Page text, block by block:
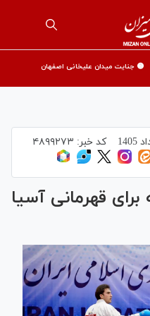
🟡 جنایت میدان علیخانی اصفهان
کد خبر: ۴۸۹۹۲۷۳
قهرمانی آسیا